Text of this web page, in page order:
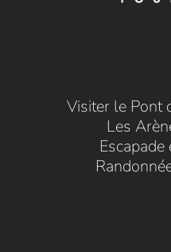
Visiter le Pont
Les